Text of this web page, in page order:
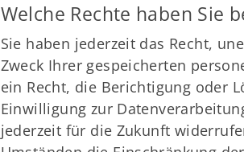
Welche Rechte haben Sie
Sie haben jederzeit das Recht,
Zweck Ihrer gespeicherten
ein Recht, die Berichtigung oder
Einwilligung zur
jederzeit für die Zukunft